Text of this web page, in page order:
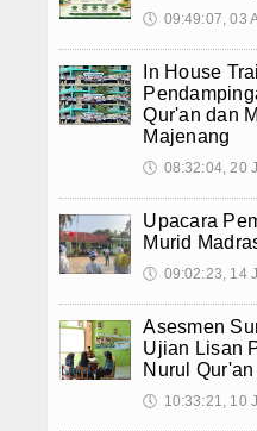
🕔 09:49:07, 03
In House
Qur'an dan
Majenang
🕔 08:32:04, 20
Upacara
Murid
🕔 09:02:23, 14
Asesmen
Ujian Lisan
Nurul
🕔 10:33:21, 10